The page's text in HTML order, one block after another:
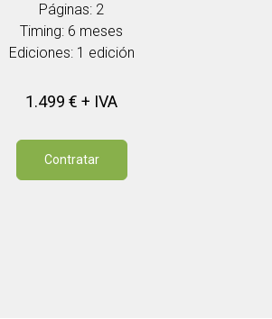
Páginas: 2
Timing: 6 meses
Ediciones: 1 edición
1.499 € + IVA
Contratar